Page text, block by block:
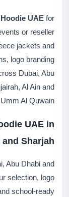
UAE for
or reseller
jackets and
logo branding
Dubai, Abu
Al Ain and
Umm Al Quwain.
UAE in
Sharjah
Abu Dhabi and
selection, logo
school-ready